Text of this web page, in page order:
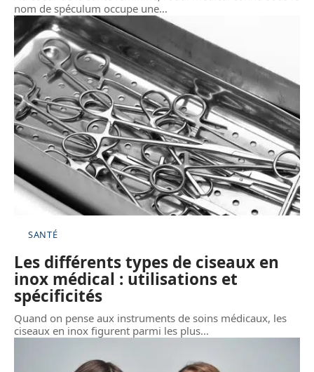
nom de spéculum occupe une…
SANTÉ
Les différents types de ciseaux en
inox médical : utilisations et
spécificités
Quand on pense aux instruments de soins médicaux, les
ciseaux en inox figurent parmi les plus…